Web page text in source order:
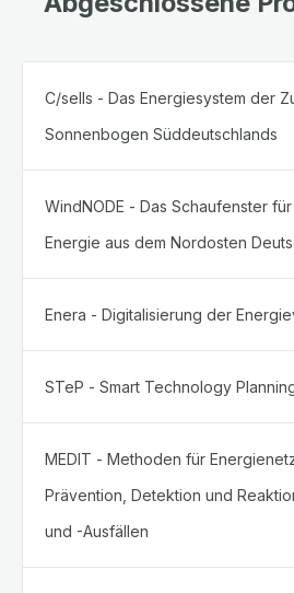
C/sells - Das Energiesystem der
Sonnenbogen Süddeutschlands
WindNODE - Das Schaufenster
Energie aus dem Nordosten
Enera - Digitalisierung der
STeP - Smart Technology
MEDIT - Methoden für
Prävention, Detektion und
und -Ausfällen